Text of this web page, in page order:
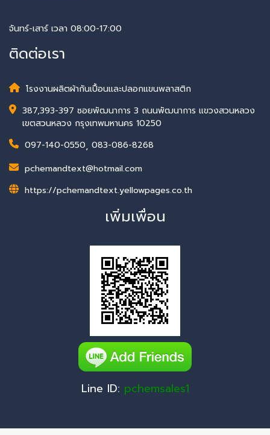
จันทร์-เสาร์ เวลา 08:00-17:00
ติดต่อเรา
โรงงานผลิตผ้ากันเปื้อนและปลอกแขนพลาสติก
387,393-397 ซอยพัฒนาการ 3 ถนนพัฒนาการ แขวงสวนหลวง
เขตสวนหลวง กรุงเทพมหานคร 10250
097-140-0550, 083-086-8268
pchemandtext@hotmail.com
https://pchemandtext.yellowpages.co.th
เพิ่มเพื่อน
Line ID: pchemsales1